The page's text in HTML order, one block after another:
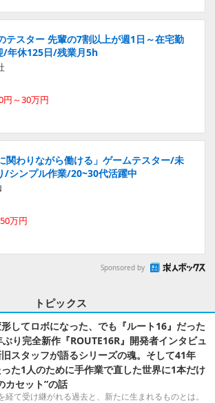
テスター 先輩の7割以上が週1日～在宅勤
/年休125日/残業月5h
円～30万円
関わりながら働ける」ゲームテスター/未
/シンプル作業/20~30代活躍中
万円
Sponsored by
トピックス
してロボになった、でも『ルート16』だった
り完全新作『ROUTE16R』開発者インタビュ
スタッフが語るシリーズの魂。そして41年
た1人のために手作業で直した世界に1本だけ
カセット”の話
経て受け継がれる過去と、新たに生まれるものとは。